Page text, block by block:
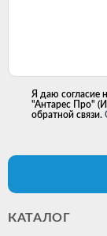
Я даю согласие
"Антарес Про"
обратной связи.
КАТАЛОГ